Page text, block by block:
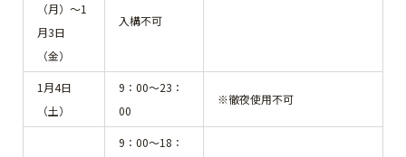
（月）～1
月3日
（金）
入構不可
1月4日
（土）
9：00～23：
00
※徹夜使用不可
9：00～18：